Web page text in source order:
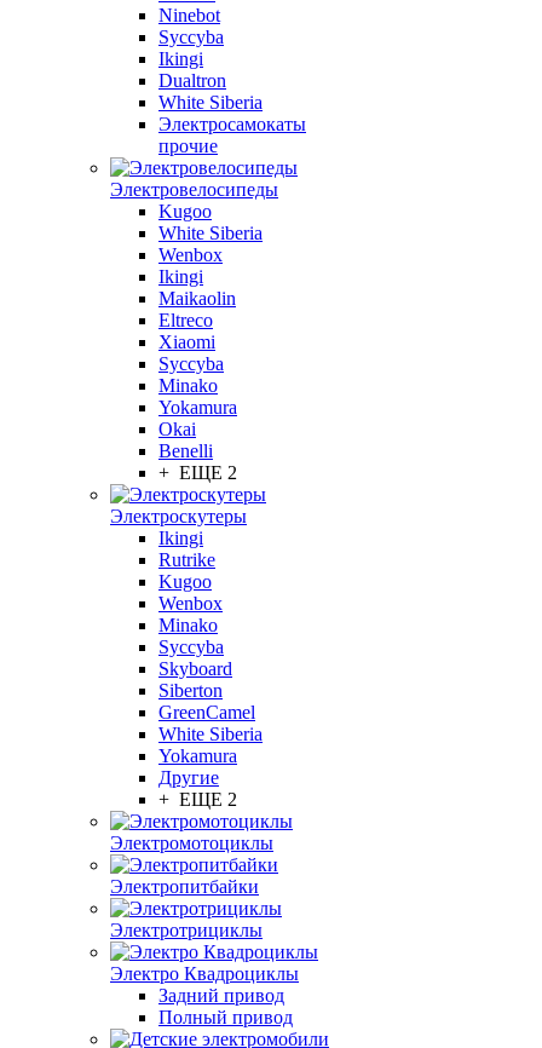
Ninebot
Syccyba
Ikingi
Dualtron
White Siberia
Электросамокаты
прочие
Электровелосипеды
Kugoo
White Siberia
Wenbox
Ikingi
Maikaolin
Eltreco
Xiaomi
Syccyba
Minako
Yokamura
Okai
Benelli
+ ЕЩЕ 2
Электроскутеры
Ikingi
Rutrike
Kugoo
Wenbox
Minako
Syccyba
Skyboard
Siberton
GreenCamel
White Siberia
Yokamura
Другие
+ ЕЩЕ 2
Электромотоциклы
Электропитбайки
Электротрициклы
Электро Квадроциклы
Задний привод
Полный привод